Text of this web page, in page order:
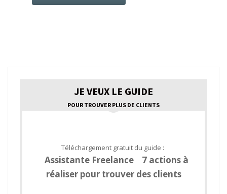
JE VEUX LE GUIDE
POUR TROUVER PLUS DE CLIENTS
Téléchargement gratuit du guide :
Assistante Freelance 7 actions à
réaliser pour trouver des clients